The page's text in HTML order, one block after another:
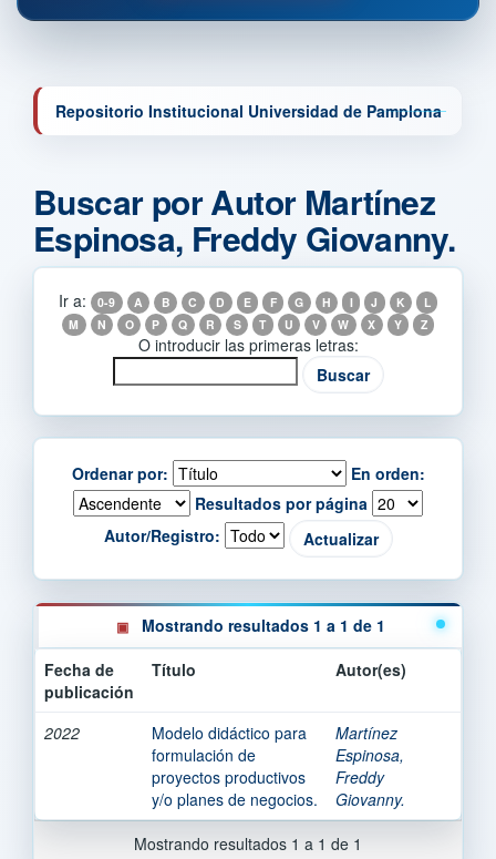
Repositorio Institucional Universidad de Pamplona
Buscar por Autor Martínez
Espinosa, Freddy Giovanny.
Ir a: 0-9 A B C D E F G H I J K
L
M
N O P Q R S T U V W X Y Z
O introducir las primeras letras:
Ordenar por:
En orden:
Resultados por página
Autor/Registro:
Mostrando resultados 1 a 1 de 1
Fecha de
publicación
Título Autor(es)
2022
Modelo didáctico para
formulación de
proyectos productivos
y/o planes de negocios.
Martínez
Espinosa,
Freddy
Giovanny.
Mostrando resultados 1 a 1 de 1